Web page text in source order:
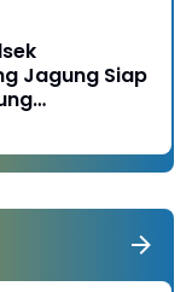
Jagung Siap